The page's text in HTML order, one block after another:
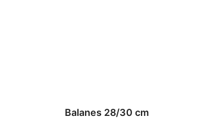
Balanes 28/30 cm